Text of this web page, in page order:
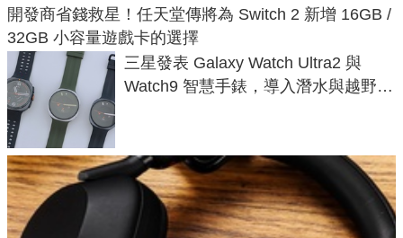
開發商省錢救星！任天堂傳將為 Switch 2 新增 16GB /
32GB 小容量遊戲卡的選擇
三星發表 Galaxy Watch Ultra2 與
Watch9 智慧手錶，導入潛水與越野跑